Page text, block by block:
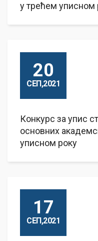
у трећем уписном
20
СЕП,2021
Конкурс за упис
основних
уписном року
17
СЕП,2021